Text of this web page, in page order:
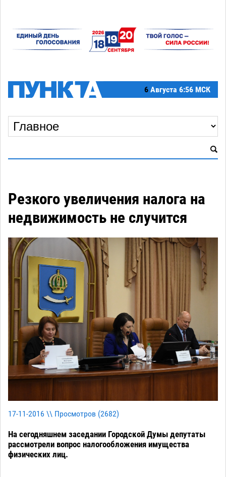
6 Августа 6:56 МСК
Резкого увеличения налога на
недвижимость не случится
17-11-2016 \\ Просмотров (2682)
На сегодняшнем заседании Городской Думы депутаты
рассмотрели вопрос налогообложения имущества
физических лиц.